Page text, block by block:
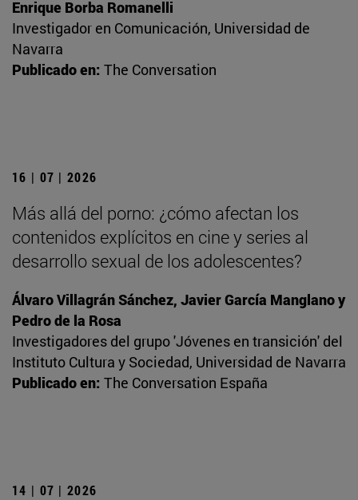
Enrique Borba Romanelli
Investigador en Comunicación, Universidad de
Navarra
Publicado en: The Conversation
16 | 07 | 2026
Más allá del porno: ¿cómo afectan los
contenidos explícitos en cine y series al
desarrollo sexual de los adolescentes?
Álvaro Villagrán Sánchez, Javier García Manglano y
Pedro de la Rosa
Investigadores del grupo 'Jóvenes en transición' del
Instituto Cultura y Sociedad, Universidad de Navarra
Publicado en: The Conversation España
14 | 07 | 2026